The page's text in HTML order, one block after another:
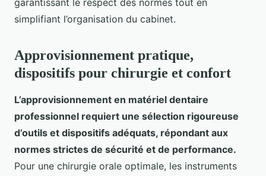
garantissant le respect des normes tout en
simplifiant l’organisation du cabinet.
Approvisionnement pratique,
dispositifs pour chirurgie et confort
L’approvisionnement en matériel dentaire
professionnel requiert une sélection rigoureuse
d’outils et dispositifs adéquats, répondant aux
normes strictes de sécurité et de performance.
Pour une chirurgie orale optimale, les instruments